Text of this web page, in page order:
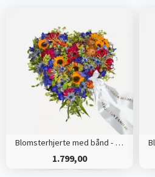
Blomsterhjerte med bånd - Et farverigt farvel
1.799,00